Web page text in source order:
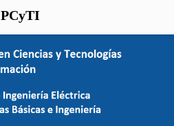
PCyTI